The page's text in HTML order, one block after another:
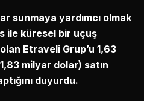
sunmaya yardımcı olmak
ile küresel bir uçuş
Etraveli Grup’u 1,63
milyar dolar) satın
duyurdu.